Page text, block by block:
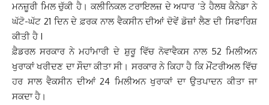
ਮਨਜ਼ੂਰੀ ਮਿਲ ਚੁੱਕੀ ਹੈ। ਕਲੀਨਿਕਲ ਟਰਾਇਲਜ਼ ਦੇ ਅਧਾਰ ‘ਤੇ ਹੈਲਥ ਕੈਨੇਡਾ ਨੇ
ਘੱਟੋ-ਘੱਟ 21 ਦਿਨ ਦੇ ਫ਼ਰਕ ਨਾਲ ਵੈਕਸੀਨ ਦੀਆਂ ਦੋਵੇਂ ਡੋਜ਼ਾਂ ਲੈਣ ਦੀ ਸਿਫਾਰਿਸ਼
ਕੀਤੀ ਹੈ I
ਫ਼ੈਡਰਲ ਸਰਕਾਰ ਨੇ ਮਹਾਂਮਾਰੀ ਦੇ ਸ਼ੁਰੂ ਵਿੱਚ ਨੋਵਾਵੈਕਸ ਨਾਲ 52 ਮਿਲੀਅਨ
ਖੁਰਾਕਾਂ ਖਰੀਦਣ ਦਾ ਸੌਦਾ ਕੀਤਾ ਸੀ। ਸਰਕਾਰ ਨੇ ਕਿਹਾ ਹੈ ਕਿ ਮੌਂਟਰੀਅਲ ਵਿੱਚ
ਹਰ ਸਾਲ ਵੈਕਸੀਨ ਦੀਆਂ 24 ਮਿਲੀਅਨ ਖੁਰਾਕਾਂ ਦਾ ਉਤਪਾਦਨ ਕੀਤਾ ਜਾ
ਸਕਦਾ ਹੈ।